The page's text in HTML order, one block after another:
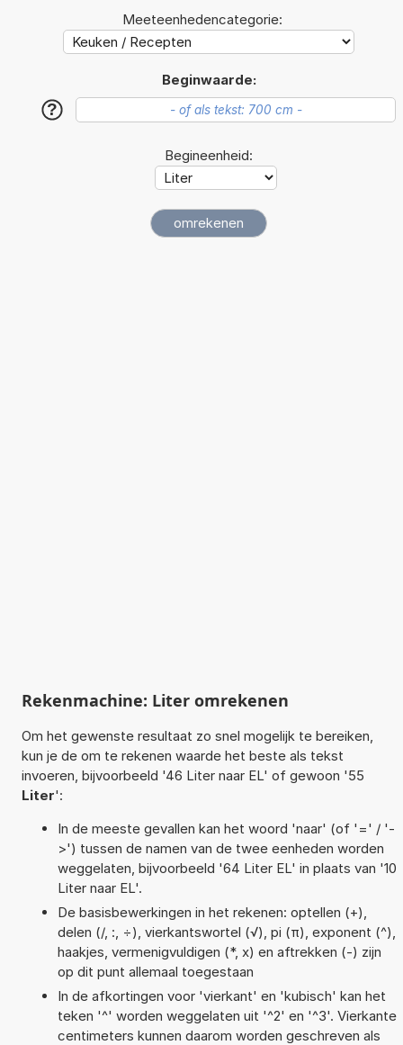
Meeteenhedencategorie:
Beginwaarde:
?
Begineenheid:
Rekenmachine: Liter omrekenen
Om het gewenste resultaat zo snel mogelijk te bereiken,
kun je de om te rekenen waarde het beste als tekst
invoeren, bijvoorbeeld '46 Liter naar EL' of gewoon '55
Liter':
In de meeste gevallen kan het woord 'naar' (of '=' / '-
>') tussen de namen van de twee eenheden worden
weggelaten, bijvoorbeeld '64 Liter EL' in plaats van '10
Liter naar EL'.
De basisbewerkingen in het rekenen: optellen (+),
delen (/, :, ÷), vierkantswortel (√), pi (π), exponent (^),
haakjes, vermenigvuldigen (*, x) en aftrekken (-) zijn
op dit punt allemaal toegestaan
In de afkortingen voor 'vierkant' en 'kubisch' kan het
teken '^' worden weggelaten uit '^2' en '^3'. Vierkante
centimeters kunnen daarom worden geschreven als